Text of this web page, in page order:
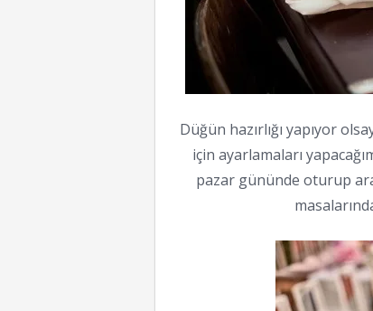
Düğün hazırlığı yapıyor
için ayarlamaları
pazar gününde oturup